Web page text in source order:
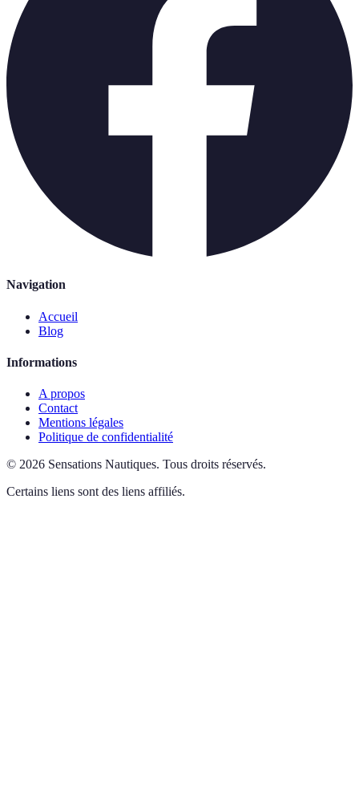
Navigation
Accueil
Blog
Informations
A propos
Contact
Mentions légales
Politique de confidentialité
© 2026 Sensations Nautiques. Tous droits réservés.
Certains liens sont des liens affiliés.